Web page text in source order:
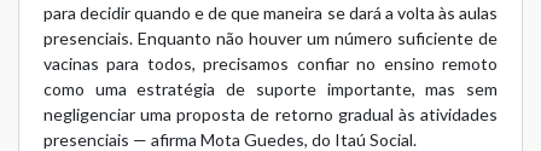
para decidir quando e de que maneira se dará a volta às aulas
presenciais. Enquanto não houver um número suficiente de
vacinas para todos, precisamos confiar no ensino remoto
como uma estratégia de suporte importante, mas sem
negligenciar uma proposta de retorno gradual às atividades
presenciais — afirma Mota Guedes, do Itaú Social.